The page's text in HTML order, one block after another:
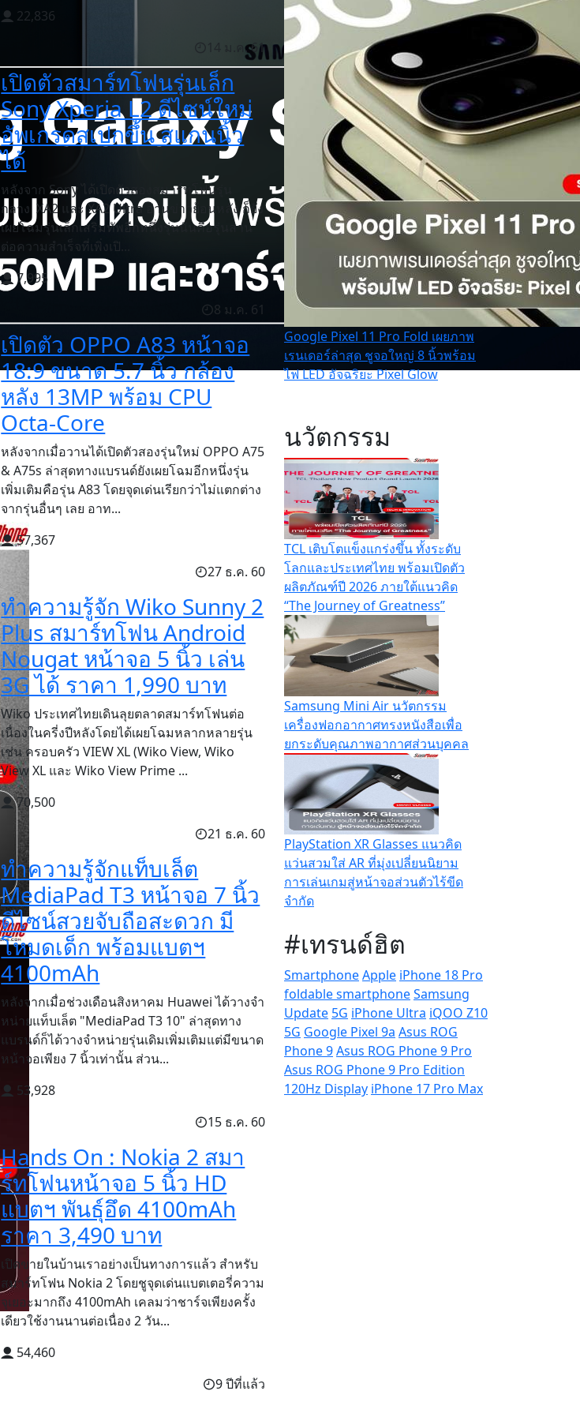
22,836
14 ม.ค. 61
เปิดตัวสมาร์ทโฟนรุ่นเล็ก
Sony Xperia L2 ดีไซน์ใหม่
อัพเกรดสเปกขึ้น สแกนนิ้ว
ได้
หลังจาก Sony ได้เปิดตัวสองสมาร์ทโฟนรุ่น
กลาง XA2 และ XA2 Ultra อ่านข่าวย้อนหลัง ก็ยัง
เผยโฉมรุ่นเล็กเสริมทัพอีกหนึ่งรุ่นนั่นคือรุ่นสาน
ต่อความสำเร็จที่เพิ่งเปิ...
7,995
8 ม.ค. 61
เปิดตัว OPPO A83 หน้าจอ
18:9 ขนาด 5.7 นิ้ว กล้อง
หลัง 13MP พร้อม CPU
Octa-Core
หลังจากเมื่อวานได้เปิดตัวสองรุ่นใหม่ OPPO A75
& A75s ล่าสุดทางแบรนด์ยังเผยโฉมอีกหนึ่งรุ่น
เพิ่มเติมคือรุ่น A83 โดยจุดเด่นเรียกว่าไม่แตกต่าง
จากรุ่นอื่นๆ เลย อาท...
57,367
27 ธ.ค. 60
ทำความรู้จัก Wiko Sunny 2
Plus สมาร์ทโฟน Android
Nougat หน้าจอ 5 นิ้ว เล่น
3G ได้ ราคา 1,990 บาท
Wiko ประเทศไทยเดินลุยตลาดสมาร์ทโฟนต่อ
เนื่องในครี่งปีหลังโดยได้เผยโฉมหลากหลายรุ่น
เช่น ครอบครัว VIEW XL (Wiko View, Wiko
View XL และ Wiko View Prime ...
70,500
21 ธ.ค. 60
ทำความรู้จักแท็บเล็ต
MediaPad T3 หน้าจอ 7 นิ้ว
ดีไซน์สวยจับถือสะดวก มี
โหมดเด็ก พร้อมแบตฯ
4100mAh
หลังจากเมื่อช่วงเดือนสิงหาคม Huawei ได้วางจำ
หน่ายแท็บเล็ต "MediaPad T3 10" ล่าสุดทาง
แบรนด์ก็ได้วางจำหน่ายรุ่นเดิมเพิ่มเติมแต่มีขนาด
หน้าจอเพียง 7 นิ้วเท่านั้น ส่วน...
53,928
15 ธ.ค. 60
Hands On : Nokia 2 สมา
ร์ทโฟนหน้าจอ 5 นิ้ว HD
แบตฯ พันธุ์อึด 4100mAh
ราคา 3,490 บาท
เปิดขายในบ้านเราอย่างเป็นทางการแล้ว สำหรับ
สมาร์ทโฟน Nokia 2 โดยชูจุดเด่นแบตเตอรี่ความ
จุเยอะมากถึง 4100mAh เคลมว่าชาร์จเพียงครั้ง
เดียวใช้งานนานต่อเนื่อง 2 วัน...
54,460
9 ปีที่แล้ว
Google Pixel 11 Pro Fold เผยภาพ
เรนเดอร์ล่าสุด ชูจอใหญ่ 8 นิ้วพร้อม
ไฟ LED อัจฉริยะ Pixel Glow
นวัตกรรม
TCL เติบโตแข็งแกร่งขึ้น ทั้งระดับ
โลกและประเทศไทย พร้อมเปิดตัว
ผลิตภัณฑ์ปี 2026 ภายใต้แนวคิด
“The Journey of Greatness”
Samsung Mini Air นวัตกรรม
เครื่องฟอกอากาศทรงหนังสือเพื่อ
ยกระดับคุณภาพอากาศส่วนบุคคล
PlayStation XR Glasses แนวคิด
แว่นสวมใส่ AR ที่มุ่งเปลี่ยนนิยาม
การเล่นเกมสู่หน้าจอส่วนตัวไร้ขีด
จำกัด
#เทรนด์ฮิต
SmartphoneApple iPhone 18 Pro
foldable smartphoneSamsung
Update 5G iPhone Ultra iQOO Z10
5G Google Pixel 9a Asus ROG
Phone 9Asus ROG Phone 9 Pro
Asus ROG Phone 9 Pro Edition
120Hz Display iPhone 17 Pro Max